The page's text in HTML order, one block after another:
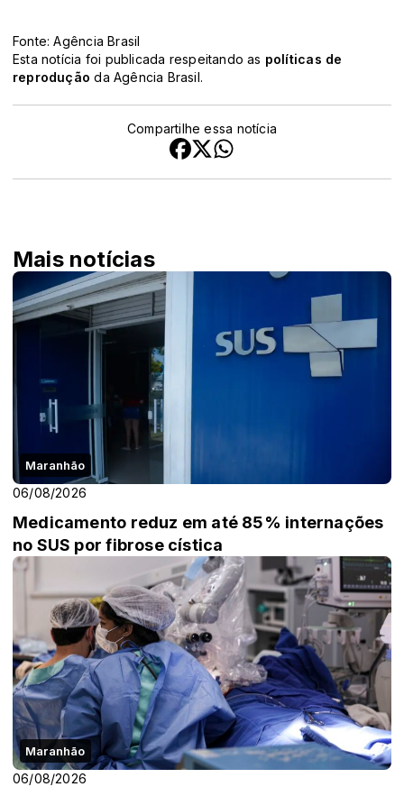
Fonte: Agência Brasil
Esta notícia foi publicada respeitando as políticas de
reprodução da Agência Brasil.
Compartilhe essa notícia
Mais notícias
Maranhão
06/08/2026
Medicamento reduz em até 85% internações
no SUS por fibrose cística
Maranhão
06/08/2026